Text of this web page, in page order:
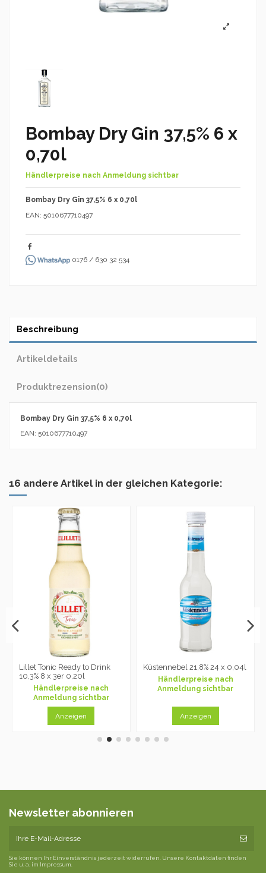
Bombay Dry Gin 37,5% 6 x
0,70l
Händlerpreise nach Anmeldung sichtbar
Bombay Dry Gin 37,5% 6 x 0,70l
EAN: 5010677710497
0176 / 630 32 534
Beschreibung
Artikeldetails
Produktrezension(0)
Bombay Dry Gin 37,5% 6 x 0,70l
EAN: 5010677710497
16 andere Artikel in der gleichen Kategorie:
Lillet Tonic Ready to Drink
10,3% 8 x 3er 0,20l
Händlerpreise nach
Anmeldung sichtbar
Anzeigen
Küstennebel 21,8% 24 x 0,04l
Händlerpreise nach
Anmeldung sichtbar
Anzeigen
Newsletter abonnieren
Sie können Ihr Einverständnis jederzeit widerrufen. Unsere Kontaktdaten finden
Sie u. a. im Impressum.